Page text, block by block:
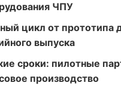
ЧПУ
цикл от прототипа
выпуска
сроки: пилотные
производство